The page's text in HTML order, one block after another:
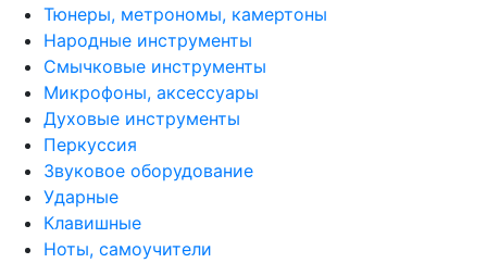
Тюнеры, метрономы, камертоны
Народные инструменты
Смычковые инструменты
Микрофоны, аксессуары
Духовые инструменты
Перкуссия
Звуковое оборудование
Ударные
Клавишные
Ноты, самоучители